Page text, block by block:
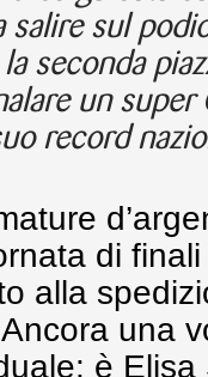
salire sul
seconda
un
record
di
alla
una
è